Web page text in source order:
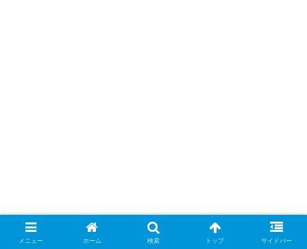
メニュー ホーム 検索 トップ サイドバー